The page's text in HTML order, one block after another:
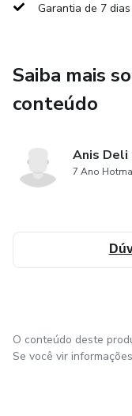
viver a maternidade
afetiva e alinhada.
ajuda o casal a
Garantia de 7 dias
Saiba mais
conteúdo
Anis Deli
7 Ano
O conteúdo deste
Se você vir